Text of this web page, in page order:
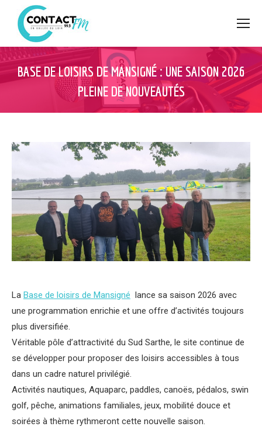
BASE DE LOISIRS DE MANSIGNÉ : UNE SAISON 2026
PLEINE DE NOUVEAUTÉS
La Base de loisirs de Mansigné lance sa saison 2026 avec
une programmation enrichie et une offre d’activités toujours
plus diversifiée.
Véritable pôle d’attractivité du Sud Sarthe, le site continue de
se développer pour proposer des loisirs accessibles à tous
dans un cadre naturel privilégié.
Activités nautiques, Aquaparc, paddles, canoës, pédalos, swin
golf, pêche, animations familiales, jeux, mobilité douce et
soirées à thème rythmeront cette nouvelle saison.